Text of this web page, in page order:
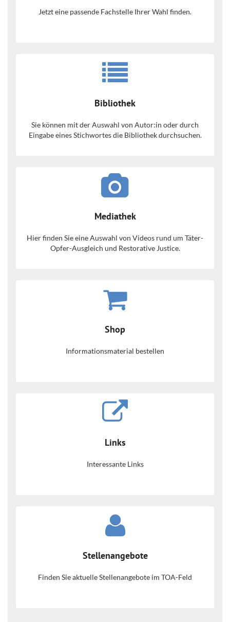
Jetzt eine passende Fachstelle Ihrer Wahl finden.
Bibliothek
Sie können mit der Auswahl von Autor:in oder durch
Eingabe eines Stichwortes die Bibliothek durchsuchen.
Mediathek
Hier finden Sie eine Auswahl von Videos rund um Täter-
Opfer-Ausgleich und Restorative Justice.
Shop
Informationsmaterial bestellen
Links
Interessante Links
Stellenangebote
Finden Sie aktuelle Stellenangebote im TOA-Feld